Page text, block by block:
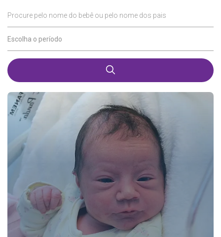
Procure pelo nome do bebê ou pelo nome dos pais
Escolha o período